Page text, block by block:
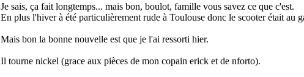
Je sais, ça fait longtemps... mais bon, boulot, famille vous savez ce que c'est.
En plus l'hiver à été particulièrement rude à Toulouse donc le scooter était au
Mais bon la bonne nouvelle est que je l'ai ressorti hier.
Il tourne nickel (grace aux pièces de mon copain erick et de nforto).